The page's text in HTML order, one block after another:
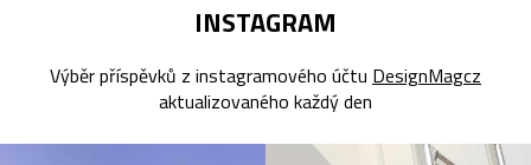
INSTAGRAM
Výběr příspěvků z instagramového účtu DesignMagcz
aktualizovaného každý den